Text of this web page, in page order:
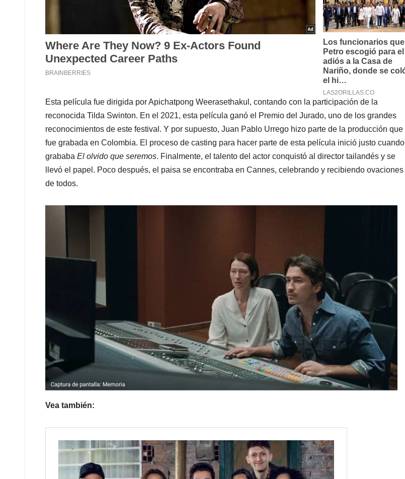
Esta película fue dirigida por Apichatpong Weerasethakul, contando con la participación de la
reconocida Tilda Swinton. En el 2021, esta película ganó el Premio del Jurado, uno de los grandes
reconocimientos de este festival. Y por supuesto, Juan Pablo Urrego hizo parte de la producción que
fue grabada en Colombia. El proceso de casting para hacer parte de esta película inició justo cuando
grababa El olvido que seremos. Finalmente, el talento del actor conquistó al director tailandés y se
llevó el papel. Poco después, el paisa se encontraba en Cannes, celebrando y recibiendo ovaciones
de todos.
Vea también: